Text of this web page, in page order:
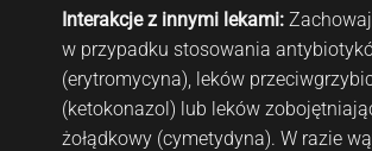
Interakcje z innymi lekami:
w przypadku stosowania
(erytromycyna), leków
(ketokonazol) lub leków
żołądkowy (cymetydyna). W razie